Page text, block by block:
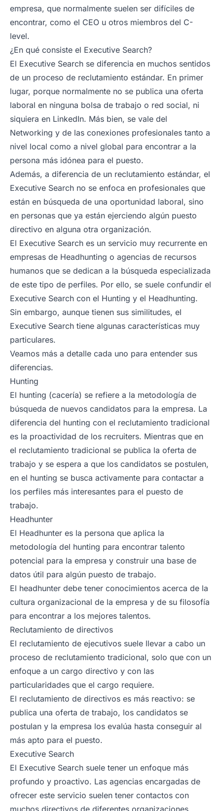
empresa, que normalmente suelen ser difíciles de
encontrar, como el CEO u otros miembros del C-
level.
¿En qué consiste el Executive Search?
El Executive Search se diferencia en muchos sentidos
de un proceso de reclutamiento estándar. En primer
lugar, porque normalmente no se publica una oferta
laboral en ninguna bolsa de trabajo o red social, ni
siquiera en LinkedIn. Más bien, se vale del
Networking y de las conexiones profesionales tanto a
nivel local como a nivel global para encontrar a la
persona más idónea para el puesto.
Además, a diferencia de un reclutamiento estándar, el
Executive Search no se enfoca en profesionales que
están en búsqueda de una oportunidad laboral, sino
en personas que ya están ejerciendo algún puesto
directivo en alguna otra organización.
El Executive Search es un servicio muy recurrente en
empresas de Headhunting o agencias de recursos
humanos que se dedican a la búsqueda especializada
de este tipo de perfiles. Por ello, se suele confundir el
Executive Search con el Hunting y el Headhunting.
Sin embargo, aunque tienen sus similitudes, el
Executive Search tiene algunas características muy
particulares.
Veamos más a detalle cada uno para entender sus
diferencias.
Hunting
El hunting (cacería) se refiere a la metodología de
búsqueda de nuevos candidatos para la empresa. La
diferencia del hunting con el reclutamiento tradicional
es la proactividad de los recruiters. Mientras que en
el reclutamiento tradicional se publica la oferta de
trabajo y se espera a que los candidatos se postulen,
en el hunting se busca activamente para contactar a
los perfiles más interesantes para el puesto de
trabajo.
Headhunter
El Headhunter es la persona que aplica la
metodología del hunting para encontrar talento
potencial para la empresa y construir una base de
datos útil para algún puesto de trabajo.
El headhunter debe tener conocimientos acerca de la
cultura organizacional de la empresa y de su filosofía
para encontrar a los mejores talentos.
Reclutamiento de directivos
El reclutamiento de ejecutivos suele llevar a cabo un
proceso de reclutamiento tradicional, solo que con un
enfoque a un cargo directivo y con las
particularidades que el cargo requiere.
El reclutamiento de directivos es más reactivo: se
publica una oferta de trabajo, los candidatos se
postulan y la empresa los evalúa hasta conseguir al
más apto para el puesto.
Executive Search
El Executive Search suele tener un enfoque más
profundo y proactivo. Las agencias encargadas de
ofrecer este servicio suelen tener contactos con
muchos directivos de diferentes organizaciones.